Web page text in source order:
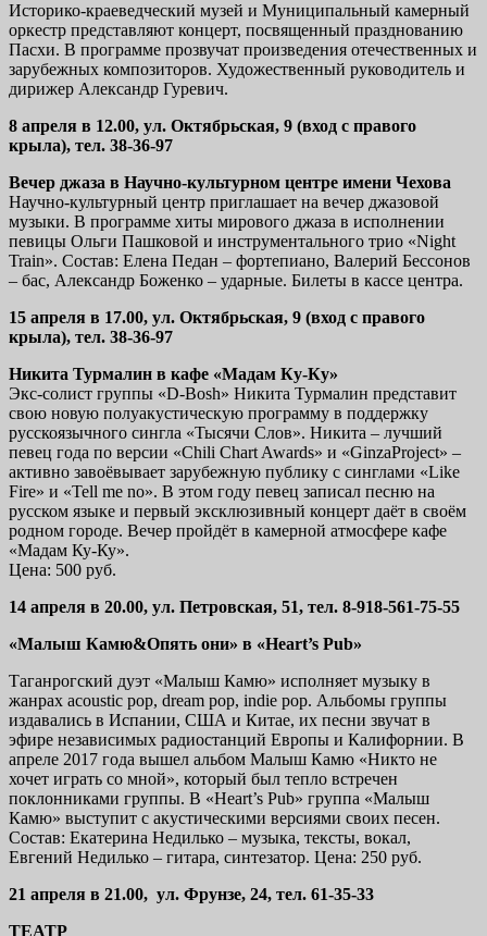
Историко-краеведческий музей и Муниципальный камерный
оркестр представляют концерт, посвященный празднованию
Пасхи. В программе прозвучат произведения отечественных и
зарубежных композиторов. Художественный руководитель и
дирижер Александр Гуревич.
8 апреля в 12.00, ул. Октябрьская, 9 (вход с правого
крыла), тел. 38-36-97
Вечер джаза в Научно-культурном центре имени Чехова
Научно-культурный центр приглашает на вечер джазовой
музыки. В программе хиты мирового джаза в исполнении
певицы Ольги Пашковой и инструментального трио «Night
Train». Состав: Елена Педан – фортепиано, Валерий Бессонов
– бас, Александр Боженко – ударные. Билеты в кассе центра.
15 апреля в 17.00, ул. Октябрьская, 9 (вход с правого
крыла), тел. 38-36-97
Никита Турмалин в кафе «Мадам Ку-Ку»
Экс-солист группы «D-Bosh» Никита Турмалин представит
свою новую полуакустическую программу в поддержку
русскоязычного сингла «Тысячи Слов». Никита – лучший
певец года по версии «Chili Chart Awards» и «GinzaProject» –
активно завоёвывает зарубежную публику с синглами «Like
Fire» и «Tell me no». В этом году певец записал песню на
русском языке и первый эксклюзивный концерт даёт в своём
родном городе. Вечер пройдёт в камерной атмосфере кафе
«Мадам Ку-Ку».
Цена: 500 руб.
14 апреля в 20.00, ул. Петровская, 51, тел. 8-918-561-75-55
«Малыш Камю&Опять они» в «Heart’s Pub»
Таганрогский дуэт «Малыш Камю» исполняет музыку в
жанрах acoustic pop, dream pop, indie pop. Альбомы группы
издавались в Испании, США и Китае, их песни звучат в
эфире независимых радиостанций Европы и Калифорнии. В
апреле 2017 года вышел альбом Малыш Камю «Никто не
хочет играть со мной», который был тепло встречен
поклонниками группы. В «Heart’s Pub» группа «Малыш
Камю» выступит с акустическими версиями своих песен.
Состав: Екатерина Недилько – музыка, тексты, вокал,
Евгений Недилько – гитара, синтезатор. Цена: 250 руб.
21 апреля в 21.00, ул. Фрунзе, 24, тел. 61-35-33
ТЕАТР